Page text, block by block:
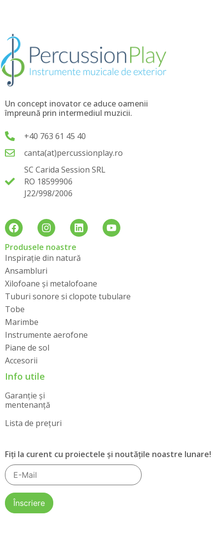
Un concept inovator ce aduce oamenii
împreună prin intermediul muzicii.
+40 763 61 45 40
canta(at)percussionplay.ro
SC Carida Session SRL
RO 18599906
J22/998/2006
Produsele noastre
Inspirație din natură
Ansambluri
Xilofoane și metalofoane
Tuburi sonore si clopote tubulare
Tobe
Marimbe
Instrumente aerofone
Piane de sol
Accesorii
Info utile
Garanție și
mentenanță
Lista de prețuri
Fiți la curent cu proiectele și noutățile noastre lunare!